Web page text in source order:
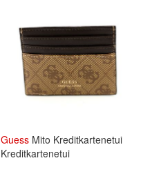
Guess Mito Kreditkartenetui
Kreditkartenetui